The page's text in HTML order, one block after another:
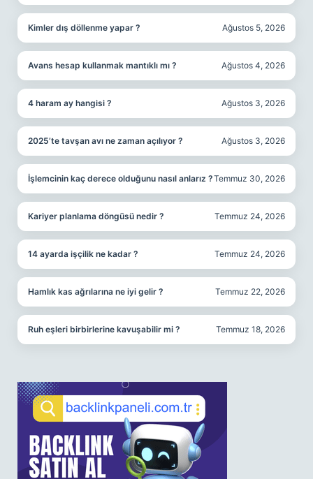
Kimler dış döllenme yapar ? Ağustos 5, 2026
Avans hesap kullanmak mantıklı mı ? Ağustos 4, 2026
4 haram ay hangisi ? Ağustos 3, 2026
2025’te tavşan avı ne zaman açılıyor ? Ağustos 3, 2026
İşlemcinin kaç derece olduğunu nasıl anlarız ?Temmuz 30, 2026
Kariyer planlama döngüsü nedir ? Temmuz 24, 2026
14 ayarda işçilik ne kadar ? Temmuz 24, 2026
Hamlık kas ağrılarına ne iyi gelir ? Temmuz 22, 2026
Ruh eşleri birbirlerine kavuşabilir mi ? Temmuz 18, 2026